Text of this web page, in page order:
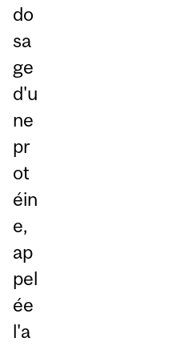
do
sa
ge
d'u
ne
pr
ot
éin
e,
ap
pel
ée
l'a